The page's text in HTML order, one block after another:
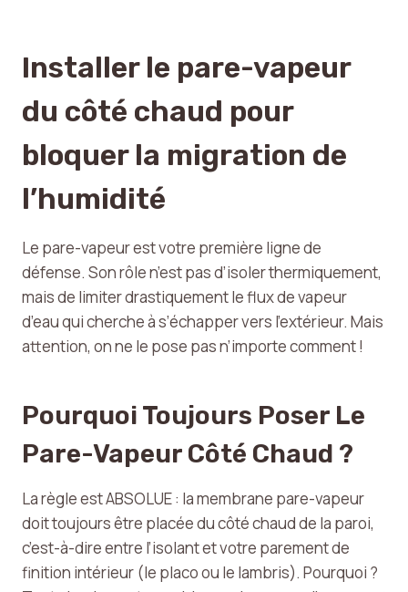
Installer le pare-vapeur
du côté chaud pour
bloquer la migration de
l’humidité
Le pare-vapeur est votre première ligne de
défense. Son rôle n’est pas d’isoler thermiquement,
mais de limiter drastiquement le flux de vapeur
d’eau qui cherche à s’échapper vers l’extérieur. Mais
attention, on ne le pose pas n’importe comment !
Pourquoi Toujours Poser Le
Pare-Vapeur Côté Chaud ?
La règle est ABSOLUE : la membrane pare-vapeur
doit toujours être placée du côté chaud de la paroi,
c’est-à-dire entre l’isolant et votre parement de
finition intérieur (le placo ou le lambris). Pourquoi ?